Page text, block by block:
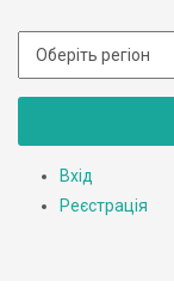
Вхід
Реєстрація